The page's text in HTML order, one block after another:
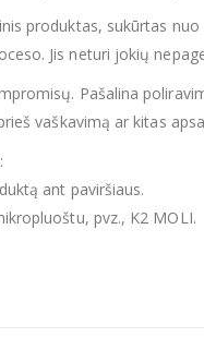
produktas, sukūrtas
Jis neturi jokių
Pašalina
vaškavimą ar kitas
ant paviršiaus.
pvz., K2 MOLI.